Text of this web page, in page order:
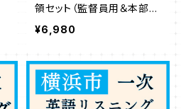
領セット（監督員用＆本部員
用）
¥6,980